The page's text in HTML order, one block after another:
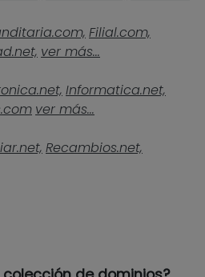
Filial.com,
ver más...
Informatica.net,
ver más...
Recambios.net,